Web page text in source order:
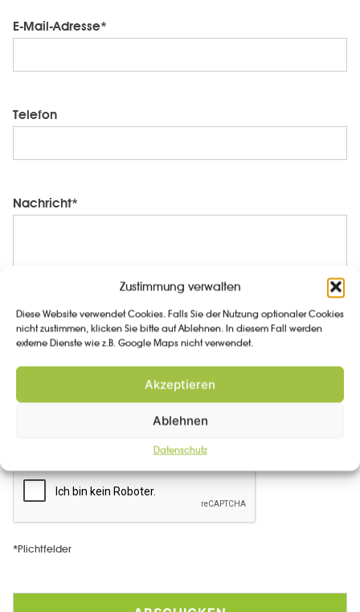
Zustimmung verwalten
Diese Website verwendet Cookies. Falls Sie der Nutzung optionaler Cookies
nicht zustimmen, klicken Sie bitte auf Ablehnen. In diesem Fall werden
externe Dienste wie z.B. Google Maps nicht verwendet.
Akzeptieren
Ablehnen
Datenschutz
E-Mail-Adresse*
Telefon
Nachricht*
*Plichtfelder